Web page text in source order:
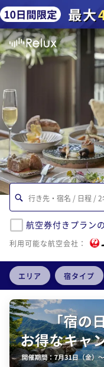
航空券付きプラン
利用可能な航空会社：
エリア 宿タイプ